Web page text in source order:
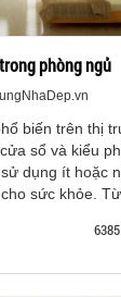
phòng ngủ
biến trên thị
sổ và kiểu
dụng ít hoặc
sức khỏe.